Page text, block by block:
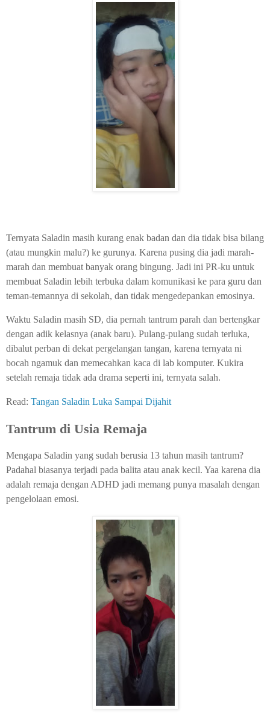
Ternyata Saladin masih kurang enak badan dan dia tidak bisa bilang
(atau mungkin malu?) ke gurunya. Karena pusing dia jadi marah-
marah dan membuat banyak orang bingung. Jadi ini PR-ku untuk
membuat Saladin lebih terbuka dalam komunikasi ke para guru dan
teman-temannya di sekolah, dan tidak mengedepankan emosinya.
Waktu Saladin masih SD, dia pernah tantrum parah dan bertengkar
dengan adik kelasnya (anak baru). Pulang-pulang sudah terluka,
dibalut perban di dekat pergelangan tangan, karena ternyata ni
bocah ngamuk dan memecahkan kaca di lab komputer. Kukira
setelah remaja tidak ada drama seperti ini, ternyata salah.
Read: Tangan Saladin Luka Sampai Dijahit
Tantrum di Usia Remaja
Mengapa Saladin yang sudah berusia 13 tahun masih tantrum?
Padahal biasanya terjadi pada balita atau anak kecil. Yaa karena dia
adalah remaja dengan ADHD jadi memang punya masalah dengan
pengelolaan emosi.